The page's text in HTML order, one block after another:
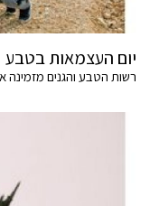
יום העצמאות בטבע
רשות הטבע והגנים מזמינה